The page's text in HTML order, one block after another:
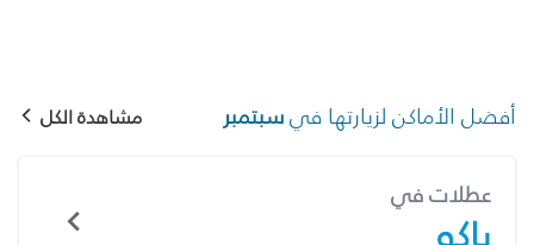
أفضل الأماكن لزيارتها فيسبتمبر مشاهدة الكل
عطلات في